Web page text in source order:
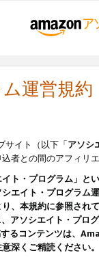
運営規約
サイト（以下「アソシ
者との間のアフィリ
ト・プログラム」
エイト・プログラム
、本規約に参照され
アソシエイト・プ
コンテンツは、
深くご精読ください。